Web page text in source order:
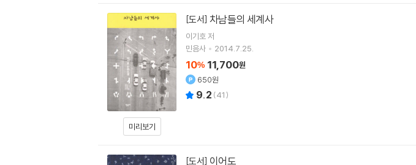
미리보기
[도서] 차남들의 세계사
이기호저
민음사
2014.7.25.
10% 11,700원
650원
9.2 (41)
[도서] 이어도